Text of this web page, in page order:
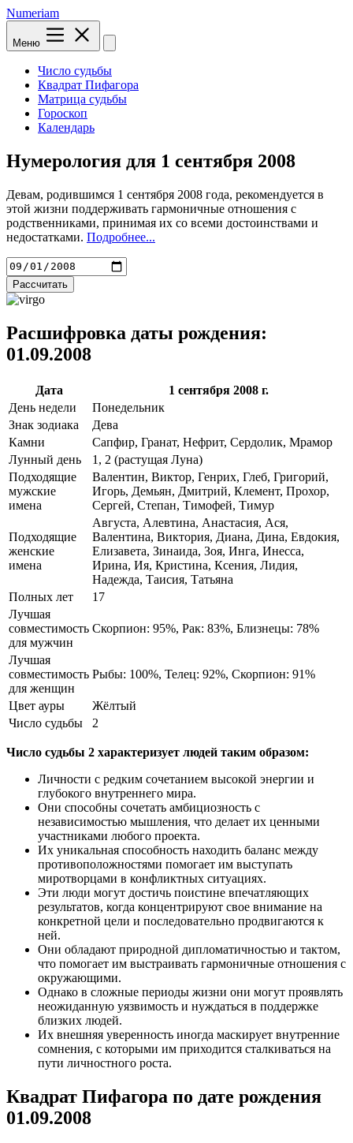
Numeriam
Меню
Число судьбы
Квадрат Пифагора
Матрица судьбы
Гороскоп
Календарь
Нумерология для 1 сентября 2008
Девам, родившимся 1 сентября 2008 года, рекомендуется в
этой жизни поддерживать гармоничные отношения с
родственниками, принимая их со всеми достоинствами и
недостатками. Подробнее...
Рассчитать
Расшифровка даты рождения:
01.09.2008
Дата
1 сентября 2008 г.
День недели
Понедельник
Знак зодиака
Дева
Камни
Сапфир, Гранат, Нефрит, Сердолик, Мрамор
Лунный день
1, 2 (растущая Луна)
Подходящие
мужские
имена
Валентин, Виктор, Генрих, Глеб, Григорий,
Игорь, Демьян, Дмитрий, Клемент, Прохор,
Сергей, Степан, Тимофей, Тимур
Подходящие
женские
имена
Августа, Алевтина, Анастасия, Ася,
Валентина, Виктория, Диана, Дина, Евдокия,
Елизавета, Зинаида, Зоя, Инга, Инесса,
Ирина, Ия, Кристина, Ксения, Лидия,
Надежда, Таисия, Татьяна
Полных лет
17
Лучшая
совместимость
для мужчин
Скорпион: 95%, Рак: 83%, Близнецы: 78%
Лучшая
совместимость
для женщин
Рыбы: 100%, Телец: 92%, Скорпион: 91%
Цвет ауры
Жёлтый
Число судьбы
2
Число судьбы 2 характеризует людей таким образом:
Личности с редким сочетанием высокой энергии и
глубокого внутреннего мира.
Они способны сочетать амбициозность с
независимостью мышления, что делает их ценными
участниками любого проекта.
Их уникальная способность находить баланс между
противоположностями помогает им выступать
миротворцами в конфликтных ситуациях.
Эти люди могут достичь поистине впечатляющих
результатов, когда концентрируют свое внимание на
конкретной цели и последовательно продвигаются к
ней.
Они обладают природной дипломатичностью и тактом,
что помогает им выстраивать гармоничные отношения с
окружающими.
Однако в сложные периоды жизни они могут проявлять
неожиданную уязвимость и нуждаться в поддержке
близких людей.
Их внешняя уверенность иногда маскирует внутренние
сомнения, с которыми им приходится сталкиваться на
пути личностного роста.
Квадрат Пифагора по дате рождения
01.09.2008